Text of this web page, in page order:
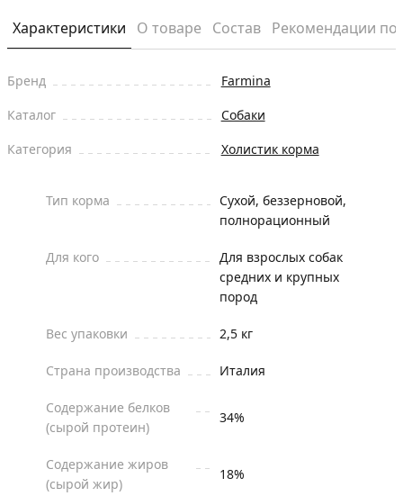
Характеристики О товаре Состав Рекомендации
Бренд
Farmina
Каталог
Собаки
Категория
Холистик корма
Тип корма
Сухой, беззерновой,
полнорационный
Для кого
Для взрослых собак
средних и крупных
пород
Вес упаковки 2,5 кг
Страна производства Италия
Содержание белков
(сырой протеин)
34%
Содержание жиров
(сырой жир)
18%